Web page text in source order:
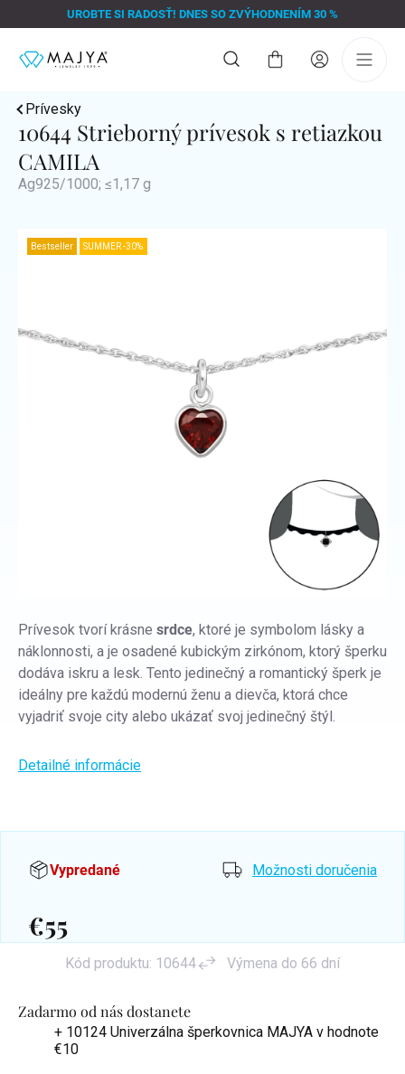
na
UROBTE SI RADOSŤ! DNES SO ZVÝHODNENÍM 30 %
Nákupný
Prívesky
10644 Strieborný prívesok s retiazkou
CAMILA
Ag925/1000; ≤1,17 g
Bestseller SUMMER -30%
Zadarmo od nás dostanete
+ 10124 Univerzálna šperkovnica MAJYA v hodnote
€10
Prívesok tvorí krásne srdce, ktoré je symbolom lásky a
náklonnosti, a je osadené kubickým zirkónom, ktorý šperku
dodáva iskru a lesk. Tento jedinečný a romantický šperk je
ideálny pre každú modernú ženu a dievča, ktorá chce
vyjadriť svoje city alebo ukázať svoj jedinečný štýl.
Detailné informácie
Vypredané Možnosti doručenia
€55
Kód produktu: 10644 Výmena do 66 dní